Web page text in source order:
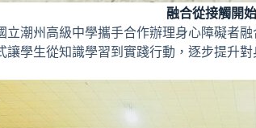
融合從接觸開
立潮州高級中學攜手合作辦理身心障礙者
學生從知識學習到實踐行動，逐步提升